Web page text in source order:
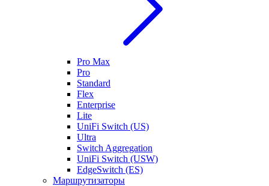
Pro Max
Pro
Standard
Flex
Enterprise
Lite
UniFi Switch (US)
Ultra
Switch Aggregation
UniFi Switch (USW)
EdgeSwitch (ES)
Маршрутизаторы